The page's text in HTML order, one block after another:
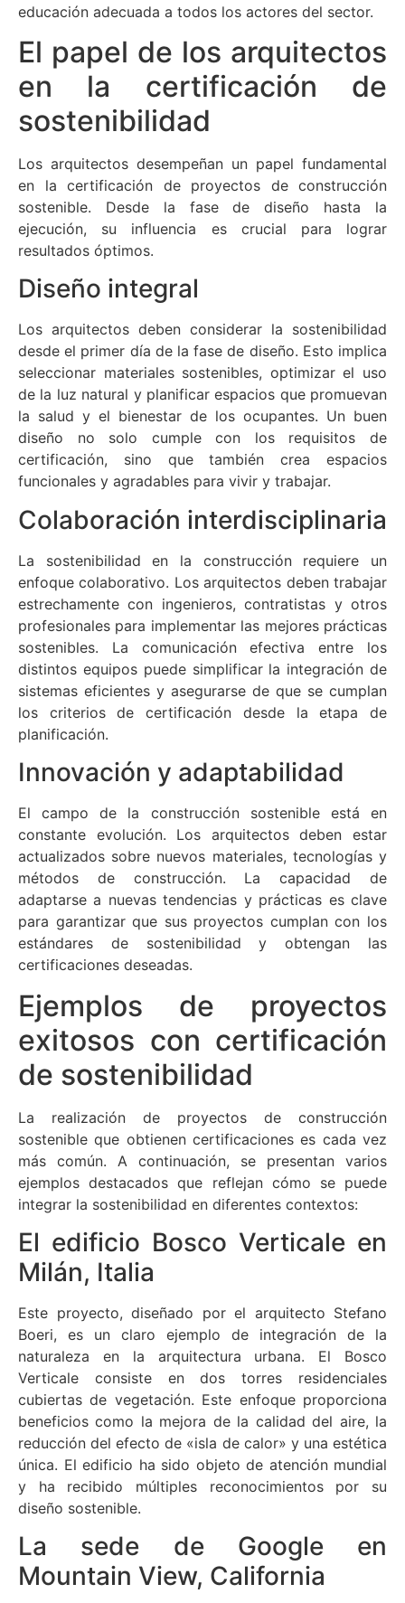
educación adecuada a todos los actores del sector.
El papel de los arquitectos
en la certificación de
sostenibilidad
Los arquitectos desempeñan un papel fundamental
en la certificación de proyectos de construcción
sostenible. Desde la fase de diseño hasta la
ejecución, su influencia es crucial para lograr
resultados óptimos.
Diseño integral
Los arquitectos deben considerar la sostenibilidad
desde el primer día de la fase de diseño. Esto implica
seleccionar materiales sostenibles, optimizar el uso
de la luz natural y planificar espacios que promuevan
la salud y el bienestar de los ocupantes. Un buen
diseño no solo cumple con los requisitos de
certificación, sino que también crea espacios
funcionales y agradables para vivir y trabajar.
Colaboración interdisciplinaria
La sostenibilidad en la construcción requiere un
enfoque colaborativo. Los arquitectos deben trabajar
estrechamente con ingenieros, contratistas y otros
profesionales para implementar las mejores prácticas
sostenibles. La comunicación efectiva entre los
distintos equipos puede simplificar la integración de
sistemas eficientes y asegurarse de que se cumplan
los criterios de certificación desde la etapa de
planificación.
Innovación y adaptabilidad
El campo de la construcción sostenible está en
constante evolución. Los arquitectos deben estar
actualizados sobre nuevos materiales, tecnologías y
métodos de construcción. La capacidad de
adaptarse a nuevas tendencias y prácticas es clave
para garantizar que sus proyectos cumplan con los
estándares de sostenibilidad y obtengan las
certificaciones deseadas.
Ejemplos de proyectos
exitosos con certificación
de sostenibilidad
La realización de proyectos de construcción
sostenible que obtienen certificaciones es cada vez
más común. A continuación, se presentan varios
ejemplos destacados que reflejan cómo se puede
integrar la sostenibilidad en diferentes contextos:
El edificio Bosco Verticale en
Milán, Italia
Este proyecto, diseñado por el arquitecto Stefano
Boeri, es un claro ejemplo de integración de la
naturaleza en la arquitectura urbana. El Bosco
Verticale consiste en dos torres residenciales
cubiertas de vegetación. Este enfoque proporciona
beneficios como la mejora de la calidad del aire, la
reducción del efecto de «isla de calor» y una estética
única. El edificio ha sido objeto de atención mundial
y ha recibido múltiples reconocimientos por su
diseño sostenible.
La sede de Google en
Mountain View, California